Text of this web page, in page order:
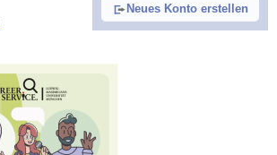
Neues Konto erstellen